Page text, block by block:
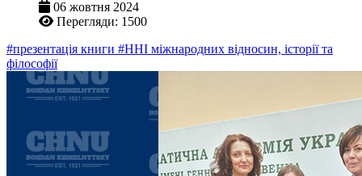
06 жовтня 2024
Перегляди: 1500
#презентація книги #ННІ міжнародних відносин, історії та
філософії